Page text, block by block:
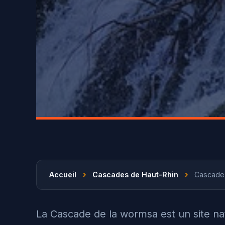
Accueil › Cascades de Haut-Rhin ›
La Cascade de la wormsa est un site